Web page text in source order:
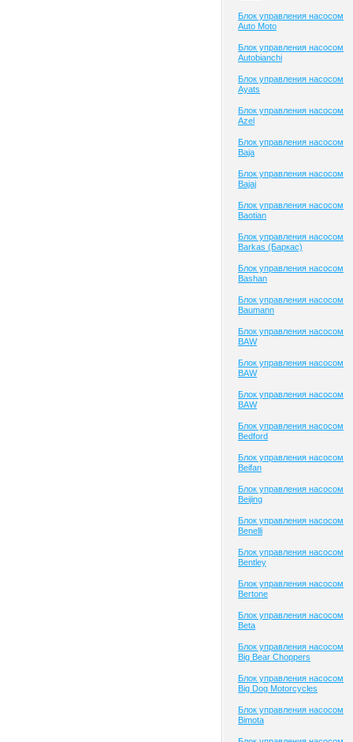
Блок управления насосом
Auto Moto
Блок управления насосом
Autobianchi
Блок управления насосом
Ayats
Блок управления насосом
Azel
Блок управления насосом
Baja
Блок управления насосом
Bajaj
Блок управления насосом
Baotian
Блок управления насосом
Barkas (Баркас)
Блок управления насосом
Bashan
Блок управления насосом
Baumann
Блок управления насосом
BAW
Блок управления насосом
BAW
Блок управления насосом
BAW
Блок управления насосом
Bedford
Блок управления насосом
Beifan
Блок управления насосом
Beijing
Блок управления насосом
Benelli
Блок управления насосом
Bentley
Блок управления насосом
Bertone
Блок управления насосом
Beta
Блок управления насосом
Big Bear Choppers
Блок управления насосом
Big Dog Motorcycles
Блок управления насосом
Bimota